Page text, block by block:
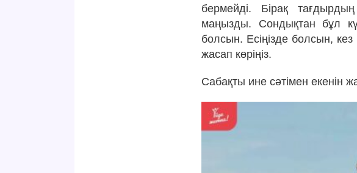
бермейді. Бірақ
маңызды. Сондықтан бұл
болсын. Есіңізде болсын, кез
жасап көріңіз.
Сабақты ине сәтімен екенін